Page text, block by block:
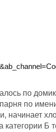
по
по
начинает
Б